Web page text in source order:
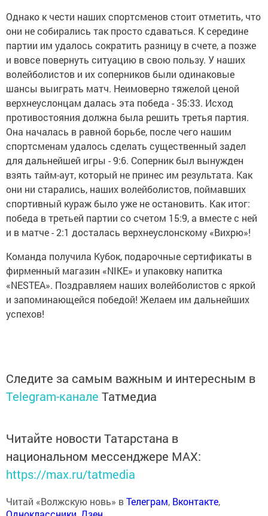
Однако к чести наших спортсменов стоит отметить, что
они не собирались так просто сдаваться. К середине
партии им удалось сократить разницу в счете, а позже
и вовсе повернуть ситуацию в свою пользу. У наших
волейболистов и их соперников были одинаковые
шансы выиграть матч. Неимоверно тяжелой ценой
верхнеуслонцам далась эта победа - 35:33. Исход
противостояния должна была решить третья партия.
Она началась в равной борьбе, после чего нашим
спортсменам удалось сделать существенный задел
для дальнейшей игры - 9:6. Соперник был вынужден
взять тайм-аут, который не принес им результата. Как
они ни старались, наших волейболистов, поймавших
спортивный кураж было уже не остановить. Как итог:
победа в третьей партии со счетом 15:9, а вместе с ней
и в матче - 2:1 досталась верхнеуслонскому «Вихрю»!
Команда получила Кубок, подарочные сертификаты в
фирменный магазин «NIKE» и упаковку напитка
«NESTEA». Поздравляем наших волейболистов с яркой
и запоминающейся победой! Желаем им дальнейших
успехов!
Следите за самым важным и интересным в
Telegram-канале Татмедиа
Читайте новости Татарстана в
национальном мессенджере MАХ:
https://max.ru/tatmedia
Читай «Волжскую новь» вТелеграм, Вконтакте,